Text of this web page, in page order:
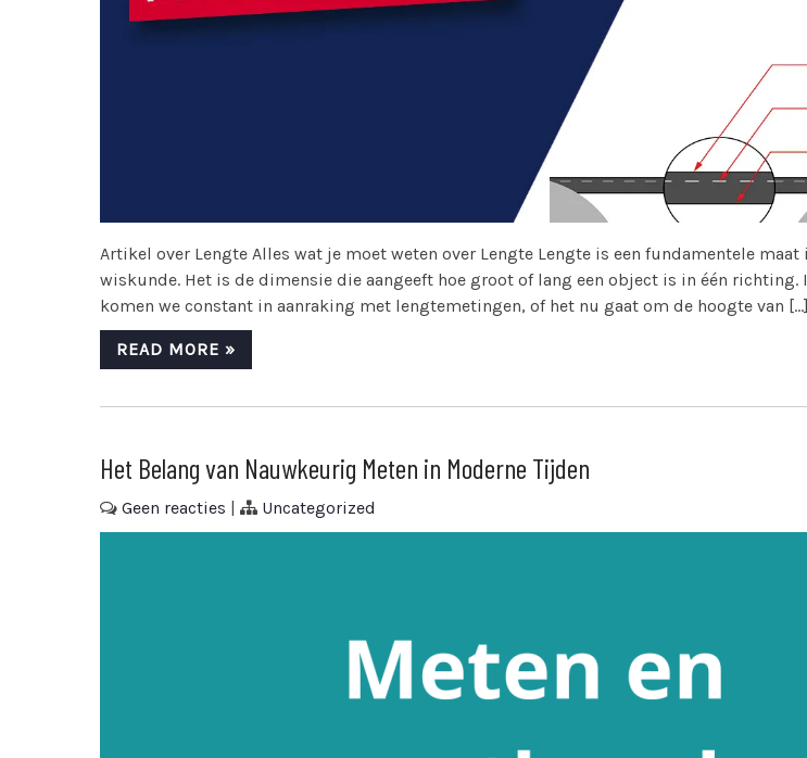
Artikel over Lengte Alles wat je moet weten over Lengte Lengte is een fundamentele
wiskunde. Het is de dimensie die aangeeft hoe groot of lang een object is in één richting.
komen we constant in aanraking met lengtemetingen, of het nu gaat om de hoogte van […]
READ MORE »
Het Belang van Nauwkeurig Meten in Moderne Tijden
Geen reacties | Uncategorized